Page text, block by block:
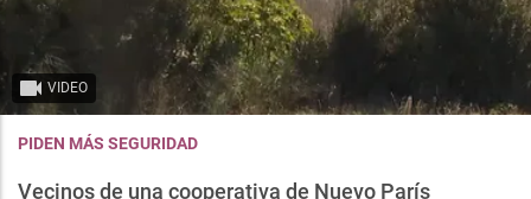
VIDEO
PIDEN MÁS SEGURIDAD
Vecinos de una cooperativa de Nuevo París